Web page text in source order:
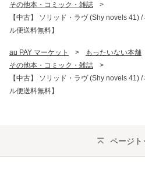
その他本・コミック・雑誌
>
【中古】 ソリッド・ラヴ (Shy novels 41)
ル便送料無料】
au PAY マーケット > もったいない本舗
その他本・コミック・雑誌
>
【中古】 ソリッド・ラヴ (Shy novels 41)
ル便送料無料】
ページト